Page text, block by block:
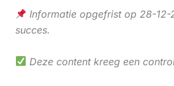
Informatie opgefrist op 28-
succes.
Deze content kreeg een